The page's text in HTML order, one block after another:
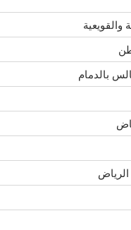
بالدمام